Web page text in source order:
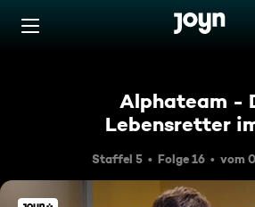
Zum Inhalt springen
Alphateam -
Lebensretter
Staffel 5 Folge 16 vom